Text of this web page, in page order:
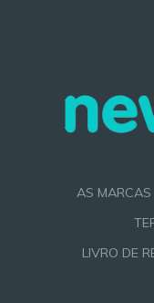
AS MARCAS
LIVRO DE